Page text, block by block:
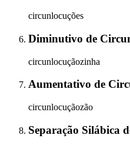
circunlocuções
Diminutivo de
circunlocuçãozinha
Aumentativo de
circunlocuçãozão
Separação Silábica